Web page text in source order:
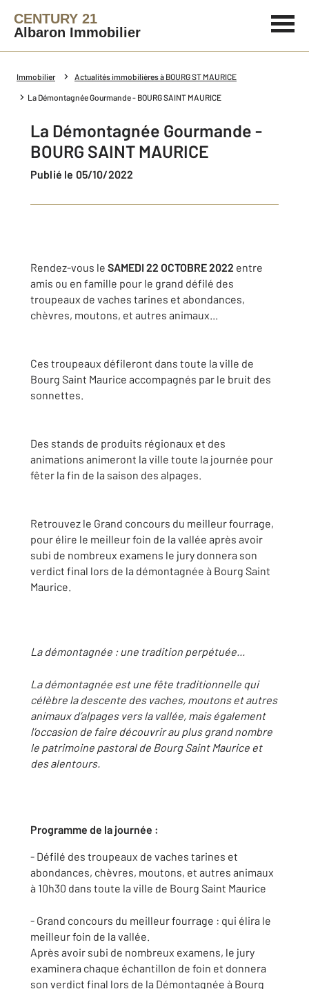
CENTURY 21
Albaron Immobilier
Immobilier Actualités immobilières à BOURG ST MAURICE
La Démontagnée Gourmande - BOURG SAINT MAURICE
La Démontagnée Gourmande -
BOURG SAINT MAURICE
Publié le 05/10/2022
Rendez-vous le SAMEDI 22 OCTOBRE 2022 entre
amis ou en famille pour le grand défilé des
troupeaux de vaches tarines et abondances,
chèvres, moutons, et autres animaux...
Ces troupeaux défileront dans toute la ville de
Bourg Saint Maurice accompagnés par le bruit des
sonnettes.
Des stands de produits régionaux et des
animations animeront la ville toute la journée pour
fêter la fin de la saison des alpages.
Retrouvez le Grand concours du meilleur fourrage,
pour élire le meilleur foin de la vallée après avoir
subi de nombreux examens le jury donnera son
verdict final lors de la démontagnée à Bourg Saint
Maurice.
La démontagnée : une tradition perpétuée...
La démontagnée est une fête traditionnelle qui
célèbre la descente des vaches, moutons et autres
animaux d’alpages vers la vallée, mais également
l’occasion de faire découvrir au plus grand nombre
le patrimoine pastoral de Bourg Saint Maurice et
des alentours.
Programme de la journée :
- Défilé des troupeaux de vaches tarines et
abondances, chèvres, moutons, et autres animaux
à 10h30 dans toute la ville de Bourg Saint Maurice
- Grand concours du meilleur fourrage : qui élira le
meilleur foin de la vallée.
Après avoir subi de nombreux examens, le jury
examinera chaque échantillon de foin et donnera
son verdict final lors de la Démontagnée à Bourg